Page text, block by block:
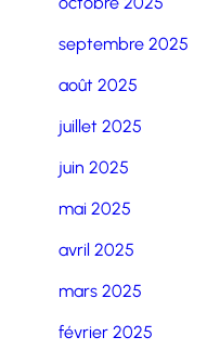
septembre 2025
août 2025
juillet 2025
juin 2025
mai 2025
avril 2025
mars 2025
février 2025